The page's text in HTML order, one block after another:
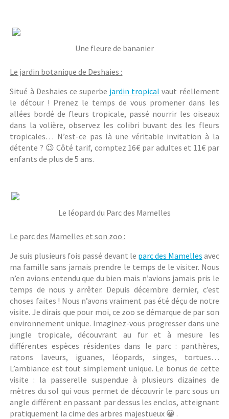
Une fleure de bananier
Le jardin botanique de Deshaies :
Situé à Deshaies ce superbe jardin tropical vaut réellement
le détour ! Prenez le temps de vous promener dans les
allées bordé de fleurs tropicale, passé nourrir les oiseaux
dans la volière, observez les colibri buvant des les fleurs
tropicales… N’est-ce pas là une véritable invitation à la
détente ? 😉 Côté tarif, comptez 16€ par adultes et 11€ par
enfants de plus de 5 ans.
Le léopard du Parc des Mamelles
Le parc des Mamelles et son zoo :
Je suis plusieurs fois passé devant le parc des Mamelles avec
ma famille sans jamais prendre le temps de le visiter. Nous
n’en avions entendu que du bien mais n’avions jamais pris le
temps de nous y arrêter. Depuis décembre dernier, c’est
choses faites ! Nous n’avons vraiment pas été déçu de notre
visite. Je dirais que pour moi, ce zoo se démarque de par son
environnement unique. Imaginez-vous progresser dans une
jungle tropicale, découvrant au fur et à mesure les
différentes espèces résidentes dans le parc : panthères,
ratons laveurs, iguanes, léopards, singes, tortues…
L’ambiance est tout simplement unique. Le bonus de cette
visite : la passerelle suspendue à plusieurs dizaines de
mètres du sol qui vous permet de découvrir le parc sous un
angle différent en passant par dessus les enclos, atteignant
pratiquement la cime des arbres majestueux 😀 .